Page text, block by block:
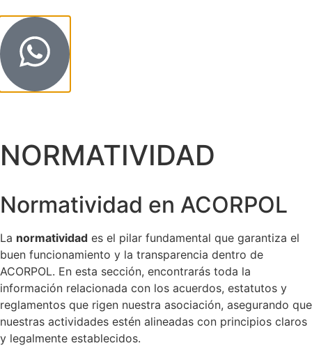
NORMATIVIDAD
Normatividad en ACORPOL
La normatividad es el pilar fundamental que garantiza el
buen funcionamiento y la transparencia dentro de
ACORPOL. En esta sección, encontrarás toda la
información relacionada con los acuerdos, estatutos y
reglamentos que rigen nuestra asociación, asegurando que
nuestras actividades estén alineadas con principios claros
y legalmente establecidos.